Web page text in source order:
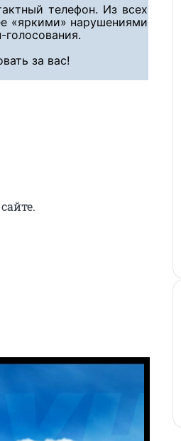
телефон. Из всех
«яркими» нарушениями
за вас!